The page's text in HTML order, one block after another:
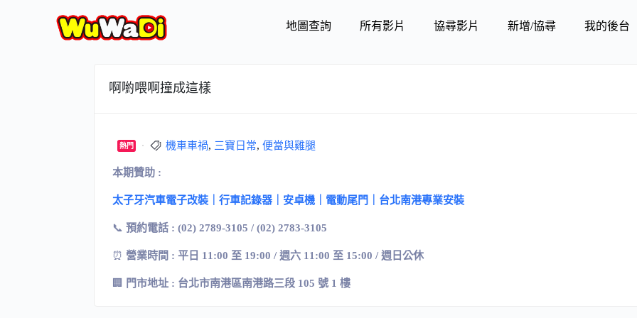
地圖查詢 所有影片 協尋影片 新增/協尋 我的後台
啊喲喂啊撞成這樣
熱門 機車車禍, 三寶日常, 便當與雞腿
本期贊助 :
太子牙汽車電子改裝｜行車記錄器｜安卓機｜電動尾門｜台北南港專業安裝
📞 預約電話 : (02) 2789-3105 / (02) 2783-3105
⏰ 營業時間 : 平日 11:00 至 19:00 / 週六 11:00 至 15:00 / 週日公休
🏢 門市地址 : 台北市南港區南港路三段 105 號 1 樓